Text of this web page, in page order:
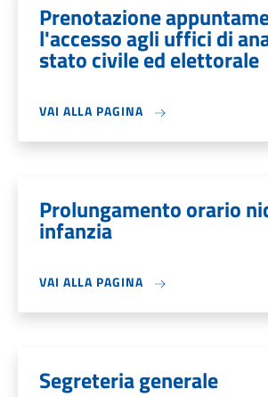
Prenotazione
l'accesso agli uffici di
stato civile ed elettorale
VAI ALLA PAGINA
Prolungamento orario
infanzia
VAI ALLA PAGINA
Segreteria generale